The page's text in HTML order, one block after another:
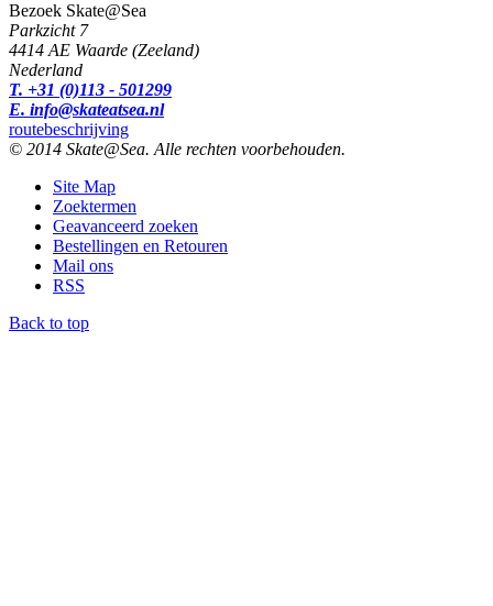
Bezoek Skate@Sea
Parkzicht 7
4414 AE Waarde (Zeeland)
Nederland
T. +31 (0)113 - 501299
E. info@skateatsea.nl
routebeschrijving
© 2014 Skate@Sea. Alle rechten voorbehouden.
Site Map
Zoektermen
Geavanceerd zoeken
Bestellingen en Retouren
Mail ons
RSS
Back to top